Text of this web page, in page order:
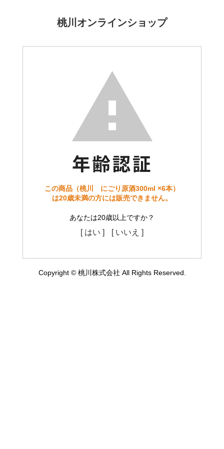
桃川オンラインショップ
この商品（桃川 にごり原酒300ml ×6本）
は20歳未満の方には販売できません。
あなたは20歳以上ですか？
[ はい ] [ いいえ ]
Copyright © 桃川株式会社 All Rights Reserved.